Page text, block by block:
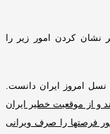
نشان کردن امور زیر را
امروز ایران دانست
و از موقعیت خطیر ایران
فرصتها را صرف ویرانی